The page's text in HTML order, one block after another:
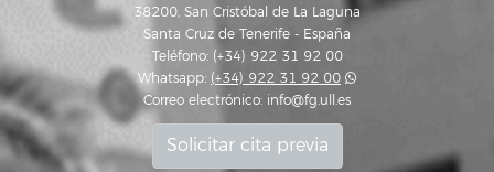
38200, San Cristóbal de La Laguna
Santa Cruz de Tenerife - España
Teléfono: (+34) 922 31 92 00
Whatsapp: (+34) 922 31 92 00
Correo electrónico: info@fg.ull.es
Solicitar cita previa